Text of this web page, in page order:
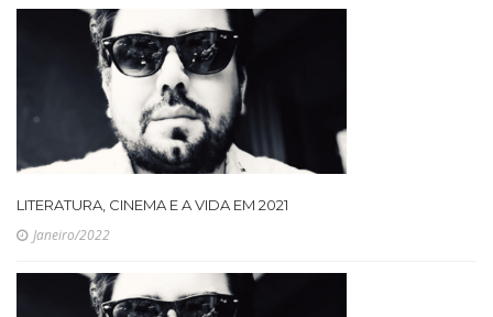
LITERATURA, CINEMA E A VIDA EM 2021
Janeiro/2022